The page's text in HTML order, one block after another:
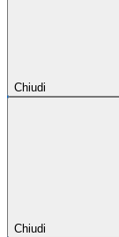
Chiudi
Chiudi